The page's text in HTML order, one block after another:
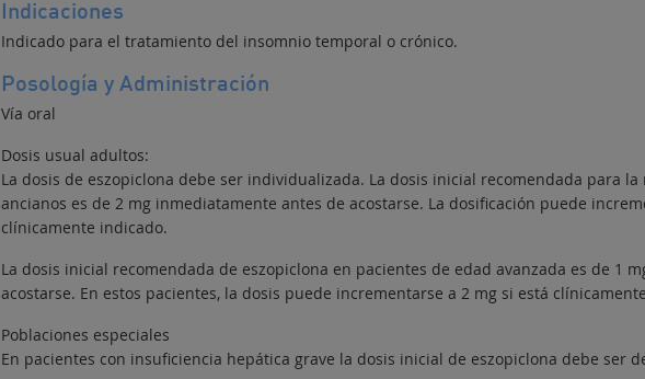
Indicaciones
Indicado para el tratamiento del insomnio temporal o crónico.
Posología y Administración
Vía oral
Dosis usual adultos:
La dosis de eszopiclona debe ser individualizada. La dosis inicial recomendada para
ancianos es de 2 mg inmediatamente antes de acostarse. La dosificación puede
clínicamente indicado.
La dosis inicial recomendada de eszopiclona en pacientes de edad avanzada es de 1
acostarse. En estos pacientes, la dosis puede incrementarse a 2 mg si está
Poblaciones especiales
En pacientes con insuficiencia hepática grave la dosis inicial de eszopiclona debe ser